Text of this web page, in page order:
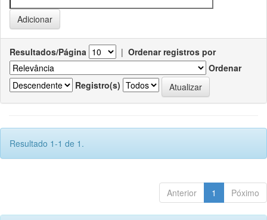
Resultados/Página | Ordenar registros por
Ordenar
Registro(s)
Resultado 1-1 de 1.
Anterior 1 Póximo